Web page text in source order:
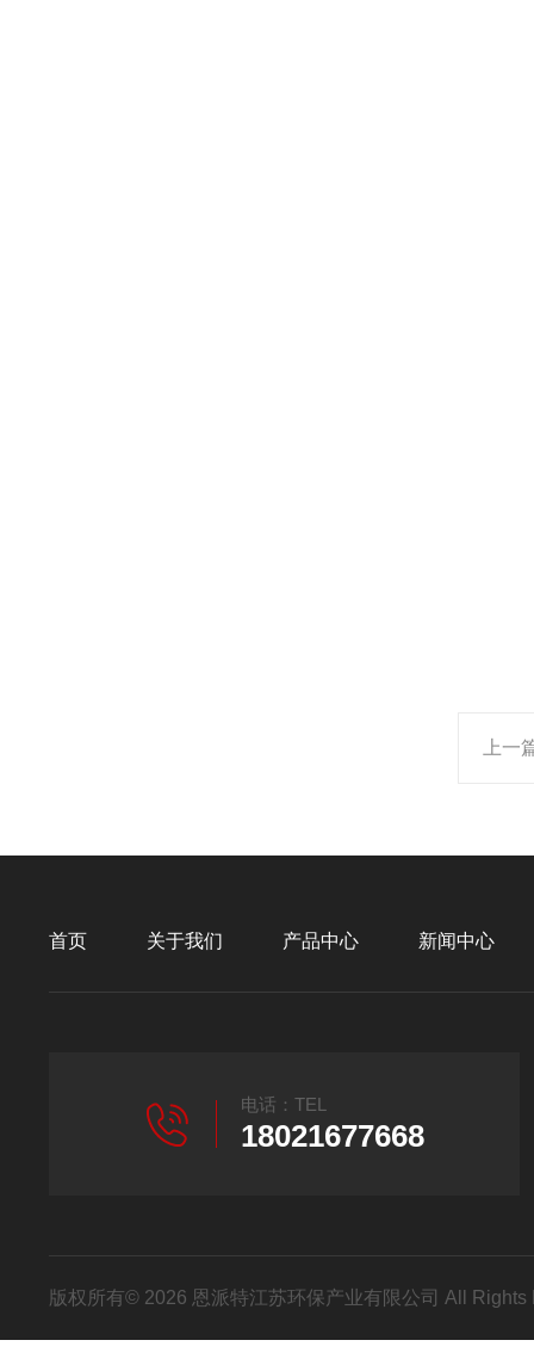
上一
首页 关于我们 产品中心 新闻中心
电话：TEL
18021677668
版权所有© 2026 恩派特江苏环保产业有限公司 All